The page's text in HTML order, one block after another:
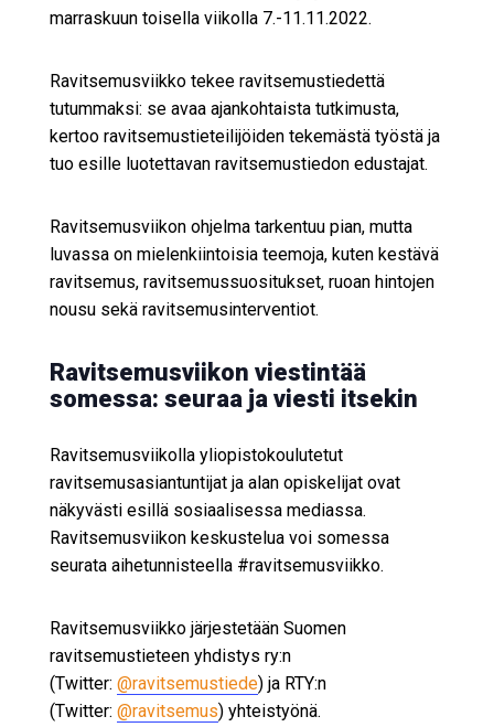
marraskuun toisella viikolla 7.-11.11.2022.
Ravitsemusviikko tekee ravitsemustiedettä
tutummaksi: se avaa ajankohtaista tutkimusta,
kertoo ravitsemustieteilijöiden tekemästä työstä ja
tuo esille luotettavan ravitsemustiedon edustajat.
Ravitsemusviikon ohjelma tarkentuu pian, mutta
luvassa on mielenkiintoisia teemoja, kuten kestävä
ravitsemus, ravitsemussuositukset, ruoan hintojen
nousu sekä ravitsemusinterventiot.
Ravitsemusviikon viestintää
somessa: seuraa ja viesti itsekin
Ravitsemusviikolla yliopistokoulutetut
ravitsemusasiantuntijat ja alan opiskelijat ovat
näkyvästi esillä sosiaalisessa mediassa.
Ravitsemusviikon keskustelua voi somessa
seurata aihetunnisteella #ravitsemusviikko.
Ravitsemusviikko järjestetään Suomen
ravitsemustieteen yhdistys ry:n
(Twitter: @ravitsemustiede) ja RTY:n
(Twitter: @ravitsemus) yhteistyönä.